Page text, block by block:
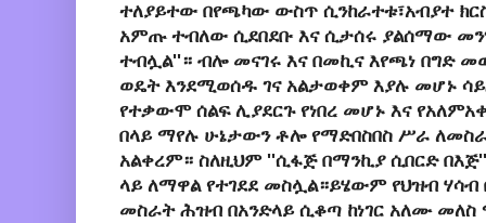
ተለያይተው በየጫካው ውስጥ ሲንከራተቱ፣አብያተ
አምጡ ተብለው ሲደበደቡ እና ሲታሰሩ ያልሰማው
ተብሏል''። ብሎ መናገሩ እና በመኪና እየጫነ በግድ
ወዴት እንደሚወሰዱ ገና አልታወቀም እያሉ መሆኑ
የተቃውሞ ሰልፍ ሊያደርጉ የነበረ መሆኑ እና
በላይ ማየሉ ሁኔታውን ቶሎ የማድበስበስ ሥራ
አልቀረም። ስለዚህም ''ሲፋጅ በማንኪያ ሲበርድ
ላይ ለማዋል የተገደደ መስሏል።ይሄውም የህዝብ
መስራት ሕዝብ በአንድላይ ሲቆጣ ከነገር አለሙ መለስ